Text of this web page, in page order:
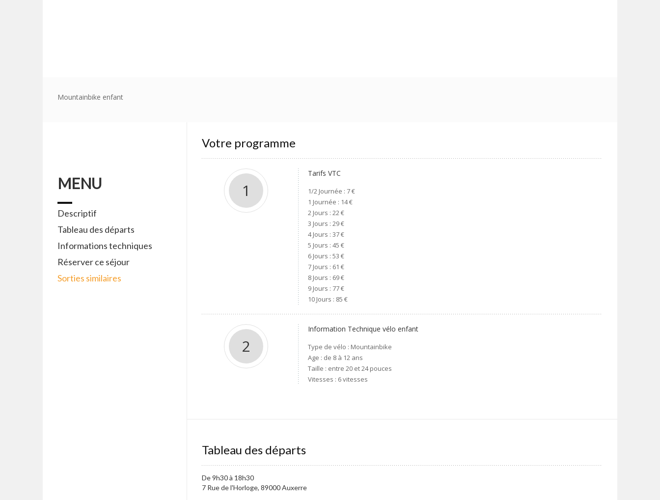
Mountainbike enfant
MENU
Descriptif
Tableau des départs
Informations techniques
Réserver ce séjour
Sorties similaires
Votre programme
1
Tarifs VTC
1/2 Journée : 7 €
1 Journée : 14 €
2 Jours : 22 €
3 Jours : 29 €
4 Jours : 37 €
5 Jours : 45 €
6 Jours : 53 €
7 Jours : 61 €
8 Jours : 69 €
9 Jours : 77 €
10 Jours : 85 €
2
Information Technique vélo enfant
Type de vélo : Mountainbike
Age : de 8 à 12 ans
Taille : entre 20 et 24 pouces
Vitesses : 6 vitesses
Tableau des départs
De 9h30 à 18h30
7 Rue de l'Horloge, 89000 Auxerre